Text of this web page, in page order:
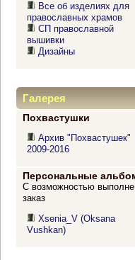
Все об изделиях для
православных храмов
СП православной
вышивки
Дизайны
Галерея
Похвастушки
Архив "Похвастушек"
2009-2016
Персональные
С возможностью
заказ
Xsenia_V (Oksana
Vushkan)